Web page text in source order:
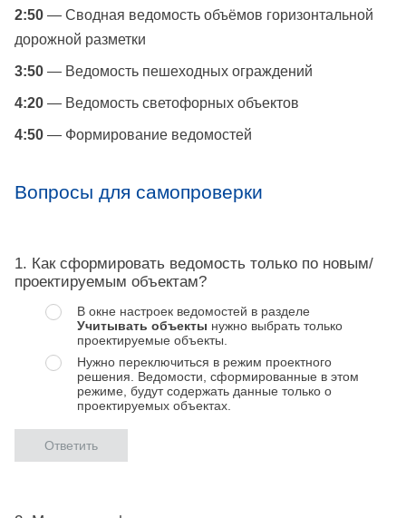
2:50 — Сводная ведомость объёмов горизонтальной
дорожной разметки
3:50 — Ведомость пешеходных ограждений
4:20 — Ведомость светофорных объектов
4:50 — Формирование ведомостей
Вопросы для самопроверки
1. Как сформировать ведомость только по новым/
проектируемым объектам?
В окне настроек ведомостей в разделе
Учитывать объекты нужно выбрать только
проектируемые объекты.
Нужно переключиться в режим проектного
решения. Ведомости, сформированные в этом
режиме, будут содержать данные только о
проектируемых объектах.
Ответить